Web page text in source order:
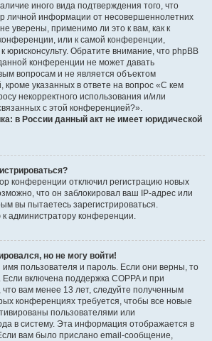
иного вида подтверждения того, что
личной информации от несовершеннолетних
уверены, применимо ли это к вам, как к
или к самой конференции,
юрисконсульту. Обратите внимание, что phpBB
конференции не может давать
вопросам и не является объектом
указанных в ответе на вопрос «С кем
некорректного использования и/или
с этой конференцией?».
в России данный акт не имеет юридической
конференции отключил регистрацию новых
что он заблокировал ваш IP-адрес или
вы пытаетесь зарегистрироваться.
администратору конференции.
но не могу войти!
пользователя и пароль. Если они верны, то
включена поддержка COPPA и при
что вам менее 13 лет, следуйте полученным
конференциях требуется, чтобы все новые
пользователями или
в систему. Эта информация отображается в
вам было прислано email-сообщение,